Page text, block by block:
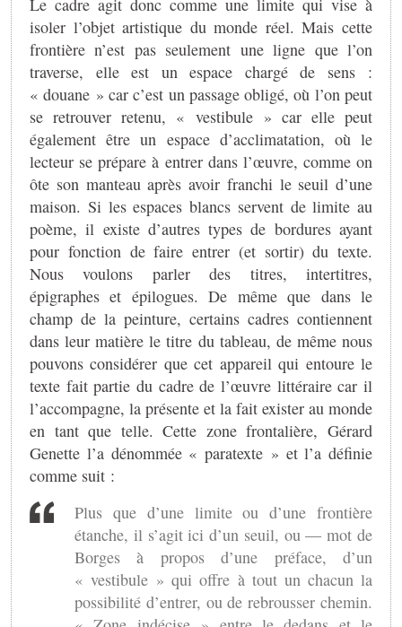
Le cadre agit donc comme une limite qui vise à
isoler l’objet artistique du monde réel. Mais cette
frontière n’est pas seulement une ligne que l’on
traverse, elle est un espace chargé de sens :
« douane » car c’est un passage obligé, où l’on peut
se retrouver retenu, « vestibule » car elle peut
également être un espace d’acclimatation, où le
lecteur se prépare à entrer dans l’œuvre, comme on
ôte son manteau après avoir franchi le seuil d’une
maison. Si les espaces blancs servent de limite au
poème, il existe d’autres types de bordures ayant
pour fonction de faire entrer (et sortir) du texte.
Nous voulons parler des titres, intertitres,
épigraphes et épilogues. De même que dans le
champ de la peinture, certains cadres contiennent
dans leur matière le titre du tableau, de même nous
pouvons considérer que cet appareil qui entoure le
texte fait partie du cadre de l’œuvre littéraire car il
l’accompagne, la présente et la fait exister au monde
en tant que telle. Cette zone frontalière, Gérard
Genette l’a dénommée « paratexte » et l’a définie
comme suit :
Plus que d’une limite ou d’une frontière
étanche, il s’agit ici d’un seuil, ou — mot de
Borges à propos d’une préface, d’un
« vestibule » qui offre à tout un chacun la
possibilité d’entrer, ou de rebrousser chemin.